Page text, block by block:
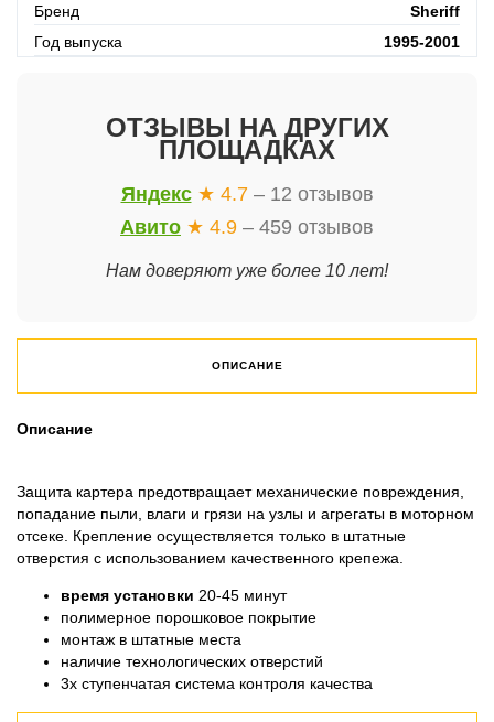
Бренд
Sheriff
Год выпуска
1995-2001
ОТЗЫВЫ НА ДРУГИХ
ПЛОЩАДКАХ
Яндекс ★ 4.7 – 12 отзывов
Авито ★ 4.9 – 459 отзывов
Нам доверяют уже более 10 лет!
ОПИСАНИЕ
Описание
Защита картера предотвращает механические повреждения,
попадание пыли, влаги и грязи на узлы и агрегаты в моторном
отсеке. Крепление осуществляется только в штатные
отверстия с использованием качественного крепежа.
время установки 20-45 минут
полимерное порошковое покрытие
монтаж в штатные места
наличие технологических отверстий
3х ступенчатая система контроля качества